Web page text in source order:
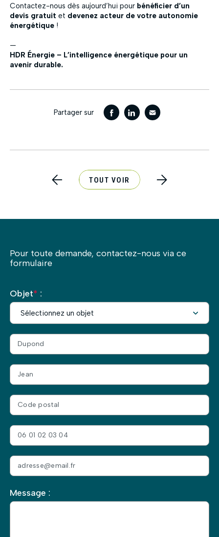
Contactez-nous dès aujourd’hui pour bénéficier d’un
devis gratuit et devenez acteur de votre autonomie
énergétique !
—
HDR Énergie – L’intelligence énergétique pour un
avenir durable.
Partager sur
TOUT VOIR
Pour toute demande, contactez-nous via ce
formulaire
Objet* :
Veuillez
laisser
Message :
Nous vous remercions de l’intérêt porté.
Nos experts reviendront vers vous dans les plus brefs
délais.
Au plaisir.L’équipe HDR Énergie.